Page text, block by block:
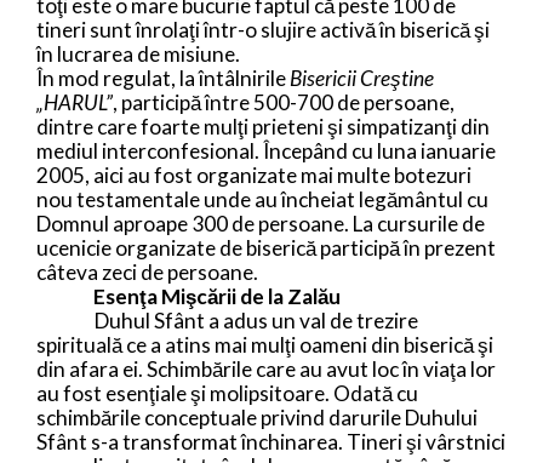
toţi este o mare bucurie faptul că peste 100 de
tineri sunt înrolaţi într-o slujire activă în biserică şi
în lucrarea de misiune.
În mod regulat, la întâlnirileBisericii Creştine
„HARUL”, participă între 500-700 de persoane,
dintre care foarte mulţi prieteni şi simpatizanţi din
mediul interconfesional. Începând cu luna ianuarie
2005, aici au fost organizate mai multe botezuri
nou testamentale unde au încheiat legământul cu
Domnul aproape 300 de persoane. La cursurile de
ucenicie organizate de biserică participă în prezent
câteva zeci de persoane.
Esenţa Mişcării de la Zalău
Duhul Sfânt a adus un val de trezire
spirituală ce a atins mai mulţi oameni din biserică şi
din afara ei. Schimbările care au avut loc în viaţa lor
au fost esenţiale şi molipsitoare. Odată cu
schimbările conceptuale privind darurile Duhului
Sfânt s-a transformat închinarea. Tineri şi vârstnici